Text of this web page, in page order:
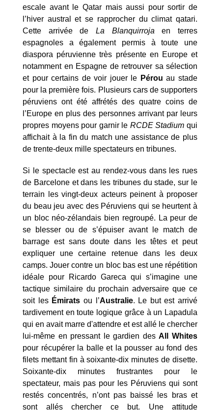
escale avant le Qatar mais aussi pour sortir de
l’hiver austral et se rapprocher du climat qatari.
Cette arrivée de La Blanquirroja en terres
espagnoles a également permis à toute une
diaspora péruvienne très présente en Europe et
notamment en Espagne de retrouver sa sélection
et pour certains de voir jouer le Pérouau stade
pour la première fois. Plusieurs cars de supporters
péruviens ont été affrétés des quatre coins de
l’Europe en plus des personnes arrivant par leurs
propres moyens pour garnir le RCDE Stadium qui
affichait à la fin du match une assistance de plus
de trente-deux mille spectateurs en tribunes.
Si le spectacle est au rendez-vous dans les rues
de Barcelone et dans les tribunes du stade, sur le
terrain les vingt-deux acteurs peinent à proposer
du beau jeu avec des Péruviens qui se heurtent à
un bloc néo-zélandais bien regroupé. La peur de
se blesser ou de s’épuiser avant le match de
barrage est sans doute dans les têtes et peut
expliquer une certaine retenue dans les deux
camps. Jouer contre un bloc bas est une répétition
idéale pour Ricardo Gareca qui s’imagine une
tactique similaire du prochain adversaire que ce
soit les Émirats ou l’Australie. Le but est arrivé
tardivement en toute logique grâce à un Lapadula
qui en avait marre d'attendre et est allé le chercher
lui-même en pressant le gardien desAll Whites
pour récupérer la balle et la pousser au fond des
filets mettant fin à soixante-dix minutes de disette.
Soixante-dix minutes frustrantes pour le
spectateur, mais pas pour les Péruviens qui sont
restés concentrés, n’ont pas baissé les bras et
sont allés chercher ce but. Une attitude